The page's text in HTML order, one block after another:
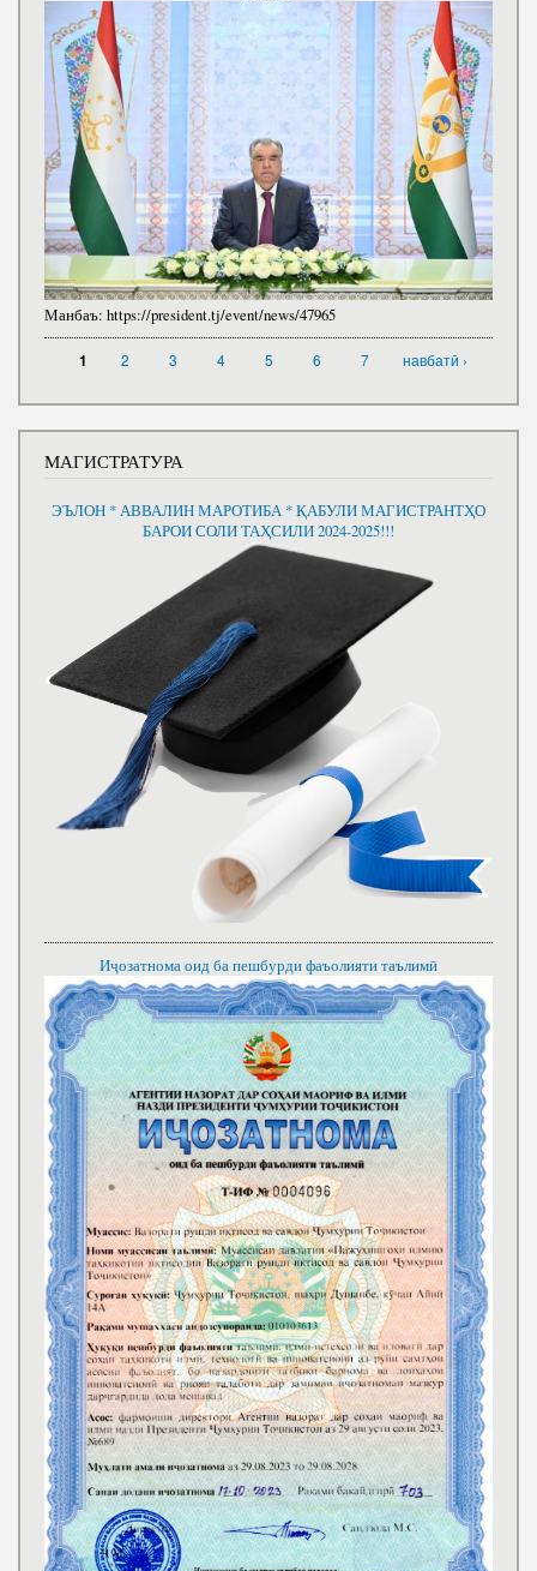
Манбаъ: https://president.tj/event/news/47965
1 2 3 4 5 6 7 навбатӣ ›
МАГИСТРАТУРА
ЭЪЛОН * АВВАЛИН МАРОТИБА * ҚАБУЛИ МАГИСТРАНТҲО
БАРОИ СОЛИ ТАҲСИЛИ 2024-2025!!!
Иҷозатнома оид ба пешбурди фаъолияти таълимӣ